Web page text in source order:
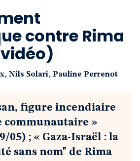
Notre revue
Boutique
contre Rima
, Nils Solari, Pauline Perrenot
figure incendiaire
communautaire »
05) ; « Gaza-Israël : la
sans nom" de Rima